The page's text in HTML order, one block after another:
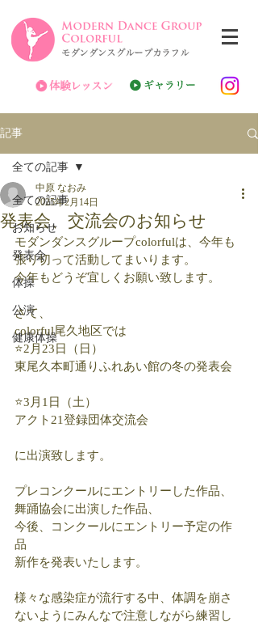
記事
全ての記事
お知らせ
発表会
体操
公演
健康体操
全ての記事
発表会、交流会のお知らせ
中原 なおみ
2025年2月14日
モダンダンスグループcolorfulは、今年も
張り切って活動してまいります。
今年もどうぞ宜しくお願い致します。
さて、
colorful尾久地区では
⭐️2月23日（日）
東尾久本町通りふれあい館の冬の発表会
⭐️3月1日（土）
アクト21登録団体交流会
に出演致します。
プレコンクールにエントリーした作品、
舞踊協会に出演した作品、
今後、コンクールにエントリー予定の作
品
新作を発表いたします。
様々な感染症が流行する中、体調を崩さ
ないようにみんなで注意しながら練習し